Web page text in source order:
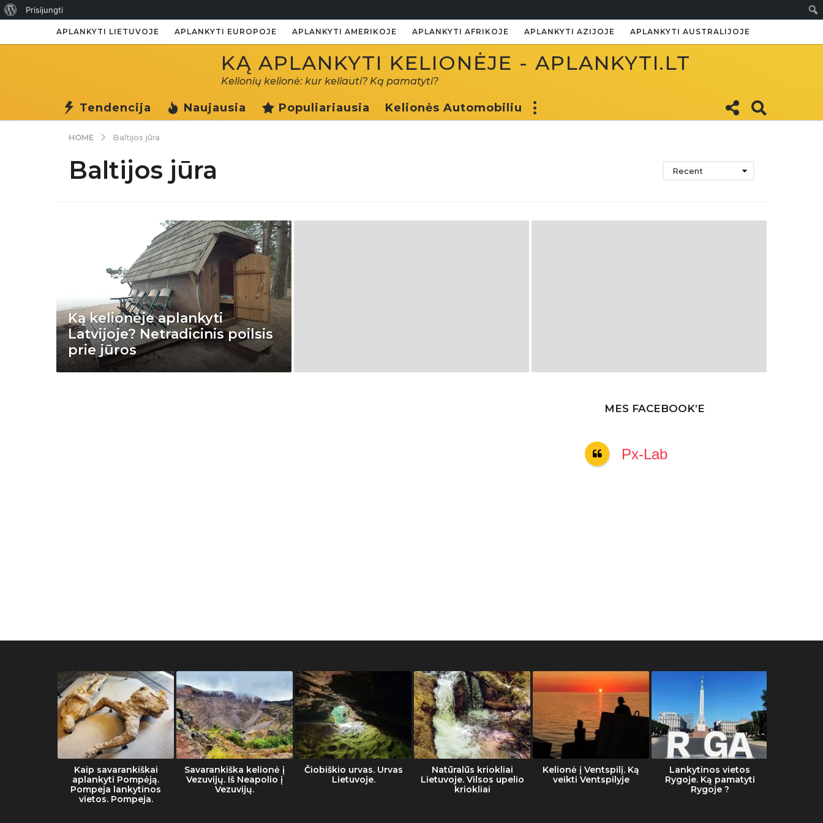
ApiePrisijungti
APLANKYTI LIETUVOJE APLANKYTI EUROPOJE APLANKYTI AMERIKOJE APLANKYTI AFRIKOJE APLANKYTI AZIJOJE APLANKYTI AUSTRALIJOJE
KĄ APLANKYTI KELIONĖJE - APLANKYTI.LT
Kelionių kelionė: kur keliauti? Ką pamatyti?
Tendencija Naujausia Populiariausia Kelionės Automobiliu
HOME Baltijos jūra
Baltijos jūra Recent
Ką kelionėje aplankyti
Latvijoje? Netradicinis poilsis
prie jūros
MES FACEBOOK’E
Px-Lab
Kaip savarankiškai
aplankyti Pompėją.
Pompeja lankytinos
vietos. Pompeja.
Savarankiška kelionė į
Vezuvijų. Iš Neapolio į
Vezuvijų.
Čiobiškio urvas. Urvas
Lietuvoje.
Natūralūs kriokliai
Lietuvoje. Vilsos upelio
kriokliai
Kelionė į Ventspilį. Ką
veikti Ventspilyje
Lankytinos vietos
Rygoje. Ką pamatyti
Rygoje ?